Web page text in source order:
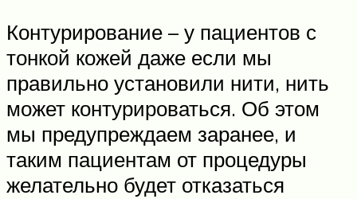
Контурирование – у пациентов с
тонкой кожей даже если мы
правильно установили нити, нить
может контурироваться. Об этом
мы предупреждаем заранее, и
таким пациентам от процедуры
желательно будет отказаться